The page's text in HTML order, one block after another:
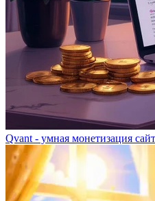
Qvant - умная монетизация